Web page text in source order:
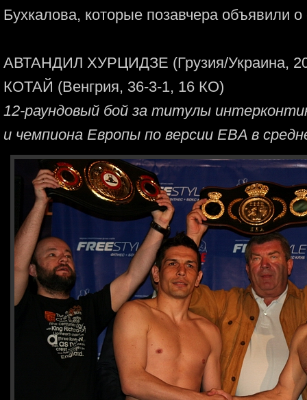
Бухкалова, которые позавчера объявили о
АВТАНДИЛ ХУРЦИДЗЕ (Грузия/Украина,
КОТАЙ (Венгрия, 36-3-1, 16 КО)
12-раундовый бой за титулы
и чемпиона Европы по версии EBA в